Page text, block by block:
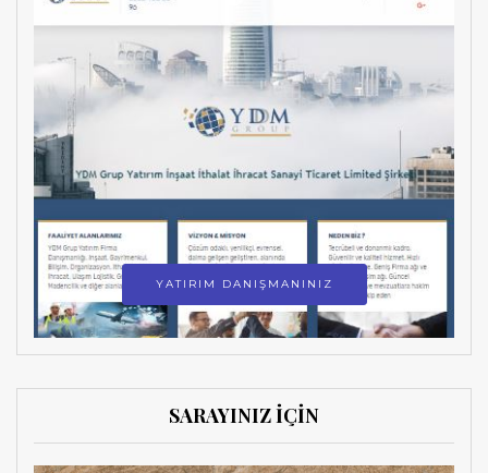
YATIRIM DANIŞMANINIZ
SARAYINIZ İÇİN